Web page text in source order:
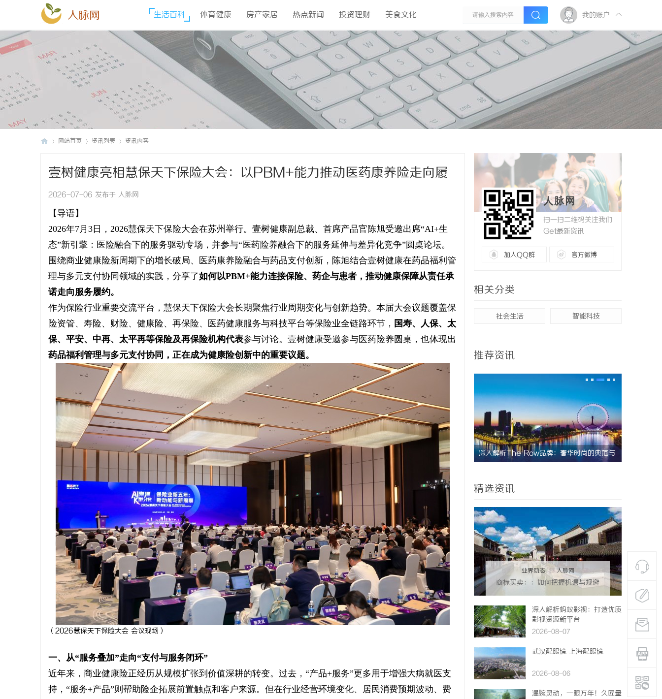
人脉网 生活百科 体育健康 房产家居 热点新闻 投资理财 美食文化 我的账户
网站首页 资讯列表 资讯内容
壹树健康亮相慧保天下保险大会：以PBM+能力推动医药康养险走向履
约闭环
2026-07-06 发布于 人脉网
【导语】
2026年7月3日，2026慧保天下保险大会在苏州举行。壹树健康副总裁、首席产品官陈旭受邀出席“AI+生
态”新引擎：医险融合下的服务驱动专场，并参与“医药险养融合下的服务延伸与差异化竞争”圆桌论坛。
围绕商业健康险新周期下的增长破局、医药康养险融合与药品支付创新，陈旭结合壹树健康在药品福利管
理与多元支付协同领域的实践，分享了如何以PBM+能力连接保险、药企与患者，推动健康保障从责任承
诺走向服务履约。
作为保险行业重要交流平台，慧保天下保险大会长期聚焦行业周期变化与创新趋势。本届大会议题覆盖保
险资管、寿险、财险、健康险、再保险、医药健康服务与科技平台等保险业全链路环节， 国寿、人保、太
保、平安、中再、太平再等保险及再保险机构代表参与讨论。壹树健康受邀参与医药险养圆桌，也体现出
药品福利管理与多元支付协同，正在成为健康险创新中的重要议题。
（2026慧保天下保险大会 会议现场）
一、从“服务叠加”走向“支付与服务闭环”
近年来，商业健康险正经历从规模扩张到价值深耕的转变。过去，“产品+服务”更多用于增强大病就医支
持，“服务+产品”则帮助险企拓展前置触点和客户来源。但在行业经营环境变化、居民消费预期波动、费
人脉网
扫一扫二维码关注我们
Get最新资讯
加入QQ群 官方微博
相关分类
社会生活 智能科技
推荐资讯
武汉配眼镜 上海配眼镜 干燥症患者口干眼燥熬多年，一个周期缓过
来？老中医：一张辨证方对症，身体找回津液
深入解析The Row品牌：奢华时尚的典范与 飞牛影视：引领数字影视娱乐新时代的创新平
精选资讯
业界动态 | 人脉网
商标买卖：：如何把握机遇与规避
深入解析蚂蚁影视：打造优质
影视资源新平台
2026-08-07
武汉配眼镜 上海配眼镜
2026-08-06
温婉灵动，一眼万年！久匠量